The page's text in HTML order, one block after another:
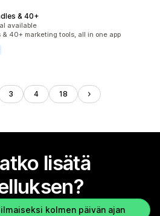
& 40+
available
40+ marketing tools, all in one app
3 4 18
lisätä
kolmen päivän ajan